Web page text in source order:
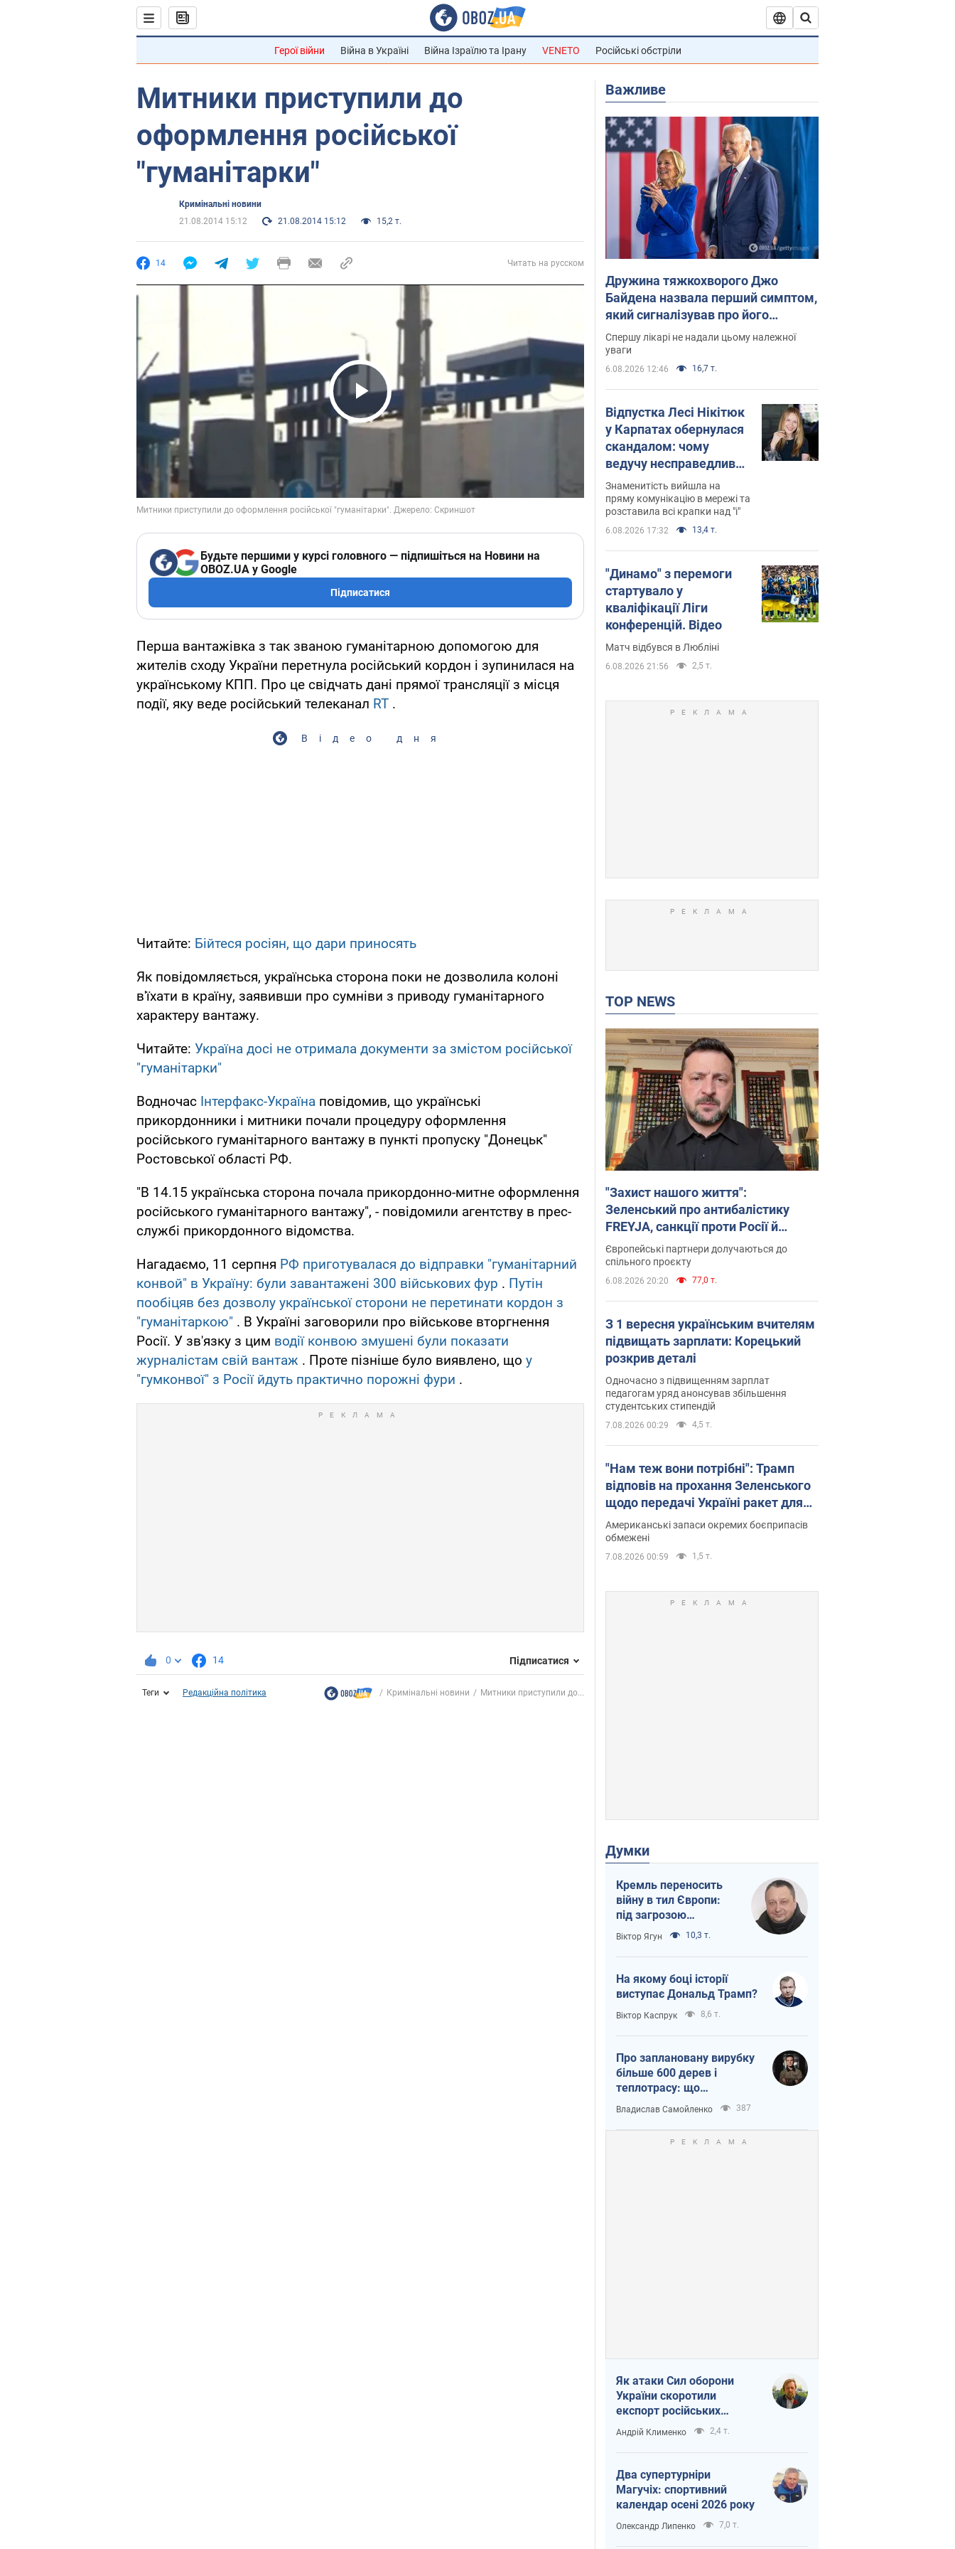
Герої війни Війна в Україні Війна Ізраїлю та Ірану VENETO Російські обстріли
Митники приступили до
оформлення російської
"гуманітарки"
Кримінальні новини
21.08.2014 15:12
21.08.2014 15:12 15,2 т.
14 Читать на русском
Play Video
Будьте першими у курсі головного — підпишіться на Новини на
OBOZ.UA у Google
Підписатися
Перша вантажівка з так званою гуманітарною допомогою для
жителів сходу України перетнула російський кордон і зупинилася на
українському КПП. Про це свідчать дані прямої трансляції з місця
події, яку веде російський телеканал RT .
Відео дня
Читайте: Бійтеся росіян, що дари приносять
Як повідомляється, українська сторона поки не дозволила колоні
в'їхати в країну, заявивши про сумніви з приводу гуманітарного
характеру вантажу.
Читайте: Україна досі не отримала документи за змістом російської
"гуманітарки"
Водночас Інтерфакс-Україна повідомив, що українські
прикордонники і митники почали процедуру оформлення
російського гуманітарного вантажу в пункті пропуску "Донецьк"
Ростовської області РФ.
"В 14.15 українська сторона почала прикордонно-митне оформлення
російського гуманітарного вантажу", - повідомили агентству в прес-
службі прикордонного відомства.
Нагадаємо, 11 серпня РФ приготувалася до відправки "гуманітарний
конвой" в Україну: були завантажені 300 військових фур . Путін
пообіцяв без дозволу української сторони не перетинати кордон з
"гуманітаркою" . В Україні заговорили про військове вторгнення
Росії. У зв'язку з цим водії конвою змушені були показати
журналістам свій вантаж . Проте пізніше було виявлено, що у
"гумконвої" з Росії йдуть практично порожні фури .
0 14 Підписатися
Теги Редакційна політика Кримінальні новини Митники приступили до...
Важливе
Дружина тяжкохворого Джо
Байдена назвала перший симптом,
який сигналізував про його
"агресивний" рак
Спершу лікарі не надали цьому належної
уваги
6.08.2026 12:46 16,7 т.
Відпустка Лесі Нікітюк
у Карпатах обернулася
скандалом: чому
ведучу несправедливо
захейтили
Знаменитість вийшла на
пряму комунікацію в мережі та
розставила всі крапки над "і"
6.08.2026 17:32 13,4 т.
"Динамо" з перемоги
стартувало у
кваліфікації Ліги
конференцій. Відео
Матч відбувся в Любліні
6.08.2026 21:56 2,5 т.
TOP NEWS
"Захист нашого життя":
Зеленський про антибалістику
FREYJA, санкції проти Росії й
підтримку аграріїв. Відео
Європейські партнери долучаються до
спільного проєкту
6.08.2026 20:20 77,0 т.
З 1 вересня українським вчителям
підвищать зарплати: Корецький
розкрив деталі
Одночасно з підвищенням зарплат
педагогам уряд анонсував збільшення
студентських стипендій
7.08.2026 00:29 4,5 т.
"Нам теж вони потрібні": Трамп
відповів на прохання Зеленського
щодо передачі Україні ракет для
Patriot
Американські запаси окремих боєприпасів
обмежені
7.08.2026 00:59 1,5 т.
Думки
Кремль переносить
війну в тил Європи:
під загрозою
критична логістика
Віктор Ягун 10,3 т.
На якому боці історії
виступає Дональд Трамп?
Віктор Каспрук 8,6 т.
Про заплановану вирубку
більше 600 дерев і
теплотрасу: що
відбувається на Теремках
у Києві
Владислав Самойленко 387
Як атаки Сил оборони
України скоротили
експорт російських
нафтопродуктів
Андрій Клименко 2,4 т.
Два супертурніри
Магучіх: спортивний
календар осені 2026 року
Олександр Липенко 7,0 т.